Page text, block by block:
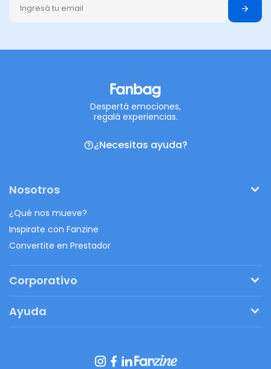
Despertá emociones,
regalá experiencias.
¿Necesitas ayuda?
Nosotros
¿Qué nos mueve?
Inspirate con Fanzine
Convertite en Prestador
Corporativo
Regalos originales
Ayuda